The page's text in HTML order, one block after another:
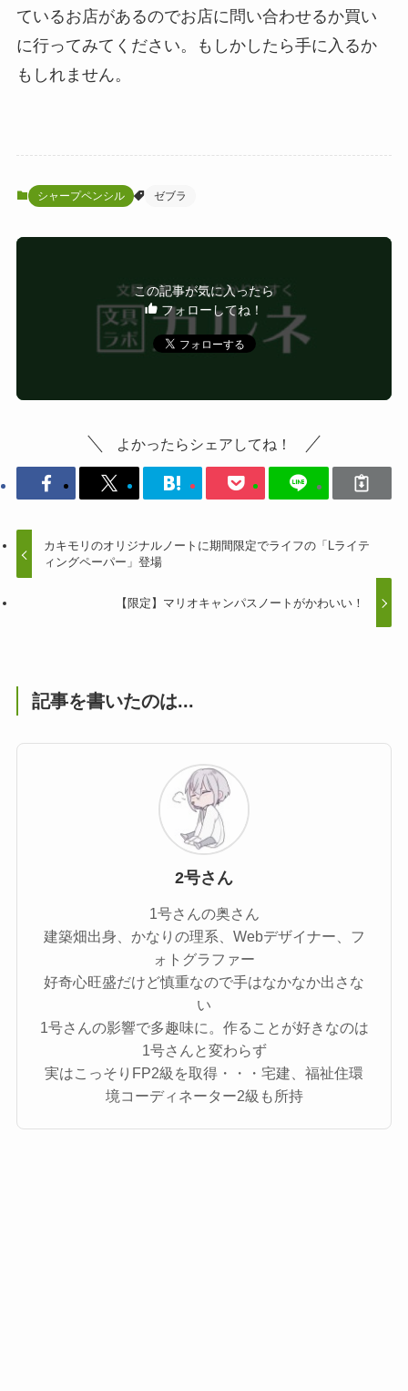
ているお店があるのでお店に問い合わせるか買い
に行ってみてください。もしかしたら手に入るか
もしれません。
シャープペンシル ゼブラ
この記事が気に入ったら
フォローしてね！
よかったらシェアしてね！
カキモリのオリジナルノートに期間限定でライフの「Lライテ
ィングペーパー」登場
【限定】マリオキャンパスノートがかわいい！
記事を書いたのは...
2号さん
1号さんの奥さん
建築畑出身、かなりの理系、Webデザイナー、フ
ォトグラファー
好奇心旺盛だけど慎重なので手はなかなか出さな
い
1号さんの影響で多趣味に。作ることが好きなのは
1号さんと変わらず
実はこっそりFP2級を取得・・・宅建、福祉住環
境コーディネーター2級も所持